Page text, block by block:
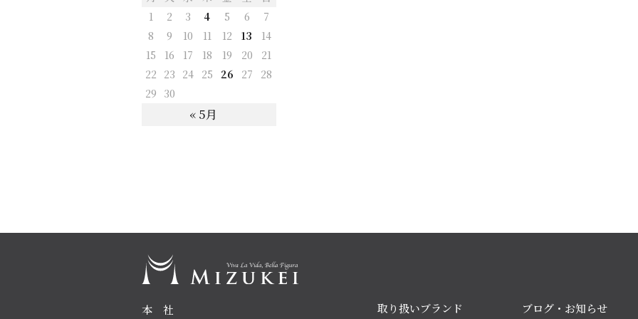
1
2 3 4 5 6
7
8
9 10 11 12 13
14
15
16 17 18 19 20
21
22 23 24 25 26 27
28
29 30
« 5月
本 社 取り扱いブランド ブログ・お知らせ